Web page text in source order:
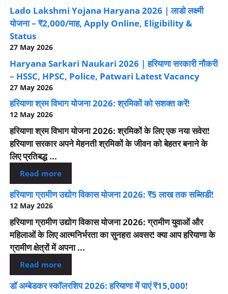
Lado Lakshmi Yojana Haryana 2026 | लाडो लक्ष्मी
योजना – ₹2,000/माह, Apply Online, Eligibility &
Status
27 May 2026
Haryana Sarkari Naukari 2026 | हरियाणा सरकारी नौकरी
– HSSC, HPSC, Police, Patwari Latest Vacancy
27 May 2026
हरियाणा श्रम विभाग योजना 2026: श्रमिकों को सशक्त करें!
12 May 2026
हरियाणा श्रम विभाग योजना 2026: श्रमिकों के लिए एक नया सवेरा!
हरियाणा सरकार अपने मेहनती श्रमिकों के जीवन को बेहतर बनाने के
लिए प्रतिबद्ध ...
Read more
हरियाणा ग्रामीण उद्योग विकास योजना 2026: ₹5 लाख तक सब्सिडी!
12 May 2026
हरियाणा ग्रामीण उद्योग विकास योजना 2026: ग्रामीण युवाओं और
महिलाओं के लिए आत्मनिर्भरता का सुनहरा अवसर! क्या आप हरियाणा के
ग्रामीण क्षेत्रों में अपना ...
Read more
डॉ अम्बेडकर स्कॉलरशिप 2026: हरियाणा में पाएं ₹15,000!